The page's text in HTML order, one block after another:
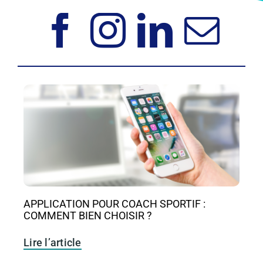
APPLICATION POUR COACH SPORTIF :
COMMENT BIEN CHOISIR ?
Lire l’article